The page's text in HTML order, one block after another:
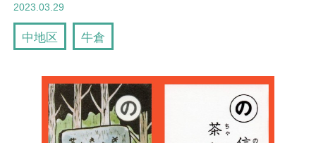
2023.03.29
中地区 牛倉